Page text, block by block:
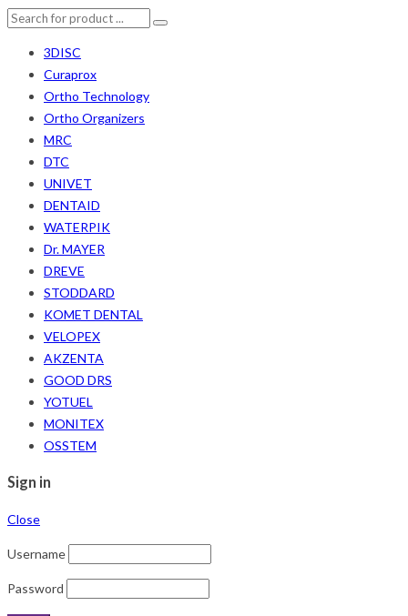
3DISC
Curaprox
Ortho Technology
Ortho Organizers
MRC
DTC
UNIVET
DENTAID
WATERPIK
Dr. MAYER
DREVE
STODDARD
KOMET DENTAL
VELOPEX
AKZENTA
GOOD DRS
YOTUEL
MONITEX
OSSTEM
Sign in
Close
Username
Password